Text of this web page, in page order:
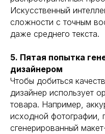
Искусственный
сложности с точным
даже среднего текста.
5. Пятая попытка
дизайнером
Чтобы добиться
дизайнер использует
товара. Например,
исходной фотографии,
сгенерированный